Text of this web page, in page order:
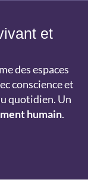
et
des espaces
conscience et
quotidien. Un
humain.